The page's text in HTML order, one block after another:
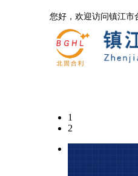
您好，欢迎访问镇江市
1
2